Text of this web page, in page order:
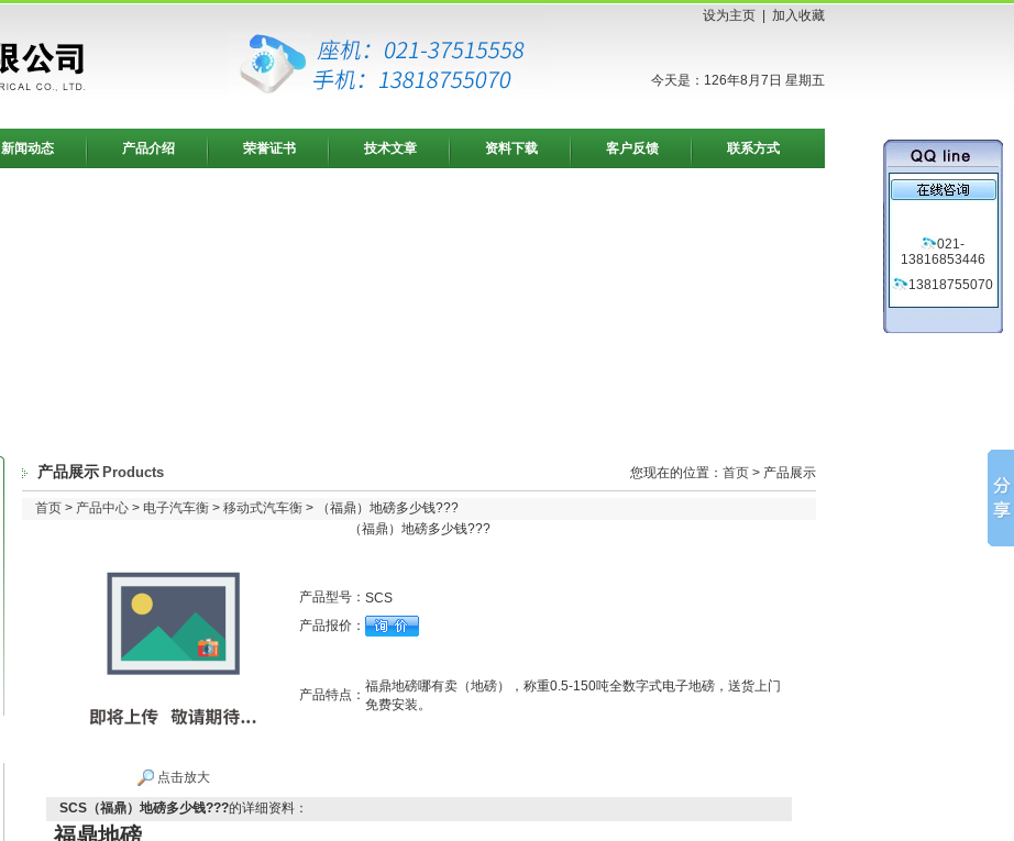
设为主页 加入收藏
今天是：126年8月7日 星期五
新闻动态 产品介绍 荣誉证书 技术文章 资料下载 客户反馈 联系方式
产品展示 Products 您现在的位置： 首页 > 产品展示
首页 > 产品中心 > 电子汽车衡 > 移动式汽车衡 > （福鼎）地磅多少钱???
（福鼎）地磅多少钱???
点击放大
产品型号： SCS
产品报价：
产品特点：
福鼎地磅哪有卖（地磅），称重0.5-150吨全数字式电子地磅，送货上门
免费安装。
SCS（福鼎）地磅多少钱???的详细资料：
福鼎地磅
021-
13816853446
13818755070